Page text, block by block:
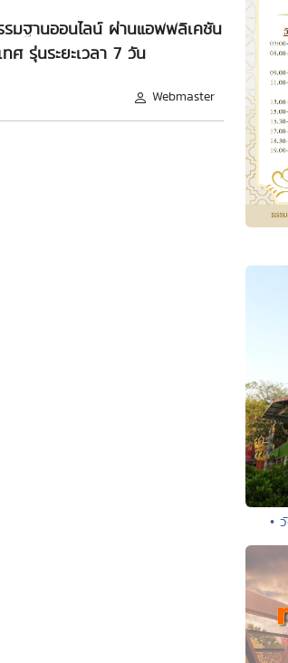
มฐานออนไลน์ ผ่านแอพพลิเคชัน
ศ รุ่นระยะเวลา 7 วัน
Webmaster
•